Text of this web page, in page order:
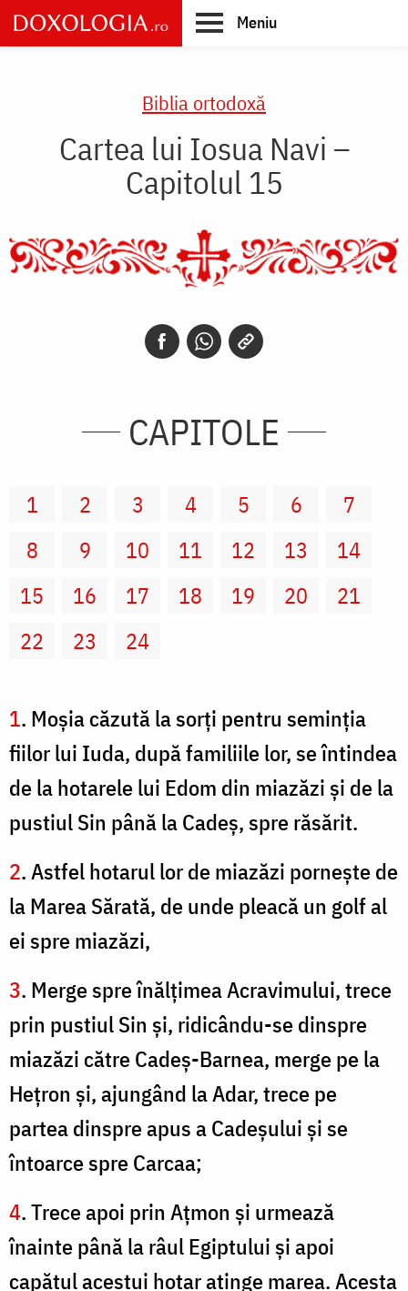
Skip
to
main
Meniu
Biblia ortodoxă
Cartea lui Iosua Navi –
Capitolul 15
CAPITOLE
1 2 3 4 5 6
7
8
9 10 11 12 13
14
15
16 17 18 19 20
21
22
23 24
1. Moşia căzută la sorţi pentru seminţia
fiilor lui Iuda, după familiile lor, se întindea
de la hotarele lui Edom din miazăzi şi de la
pustiul Sin până la Cadeş, spre răsărit.
2. Astfel hotarul lor de miazăzi porneşte de
la Marea Sărată, de unde pleacă un golf al
ei spre miazăzi,
3. Merge spre înălţimea Acravimului, trece
prin pustiul Sin şi, ridicându-se dinspre
miazăzi către Cadeş-Barnea, merge pe la
Heţron şi, ajungând la Adar, trece pe
partea dinspre apus a Cadeşului şi se
întoarce spre Carcaa;
4. Trece apoi prin Aţmon şi urmează
înainte până la râul Egiptului şi apoi
capătul acestui hotar atinge marea. Acesta